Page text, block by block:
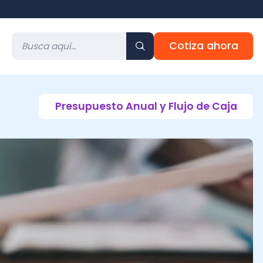
Cotiza ahora
Presupuesto Anual y Flujo de Caja